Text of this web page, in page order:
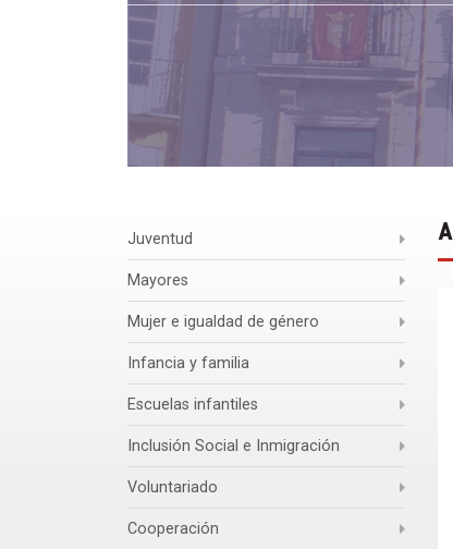
Juventud
Mayores
Mujer e igualdad de género
Infancia y familia
Escuelas infantiles
Inclusión Social e Inmigración
Voluntariado
Cooperación